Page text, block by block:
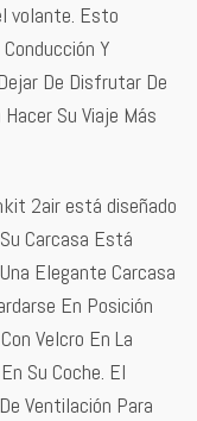
volante. Esto
Y
De Disfrutar De
Su Viaje Más
2air está diseñado
Carcasa Está
Elegante Carcasa
En Posición
Velcro En La
Su Coche. El
Ventilación Para